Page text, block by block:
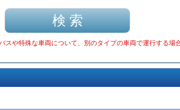
スや特殊な車両について、別のタイプの車両で運行する場